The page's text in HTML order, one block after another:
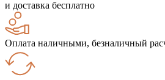
и доставка бесплатно
Оплата наличными, безналичный